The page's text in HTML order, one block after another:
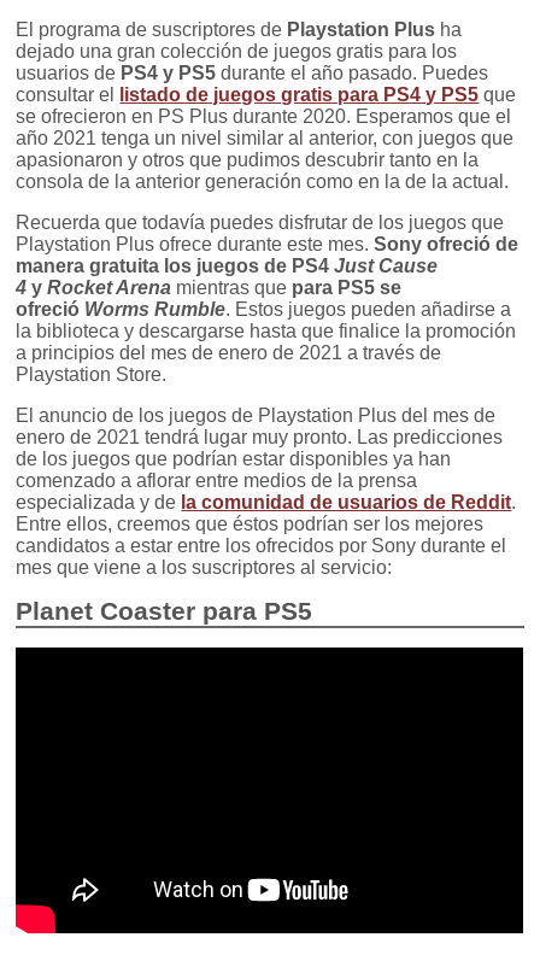
El programa de suscriptores de Playstation Plus ha
dejado una gran colección de juegos gratis para los
usuarios de PS4 y PS5 durante el año pasado. Puedes
consultar el
listado de juegos gratis para PS4 y PS5 que
se ofrecieron en PS Plus durante 2020. Esperamos que el
año 2021 tenga un nivel similar al anterior, con juegos que
apasionaron y otros que pudimos descubrir tanto en la
consola de la anterior generación como en la de la actual.
Recuerda que todavía puedes disfrutar de los juegos que
Playstation Plus ofrece durante este mes.Sony ofreció de
manera gratuita los juegos de PS4Just Cause
4 yRocket Arena mientras que para PS5 se
ofreció Worms Rumble. Estos juegos pueden añadirse a
la biblioteca y descargarse hasta que finalice la promoción
a principios del mes de enero de 2021 a través de
Playstation Store.
El anuncio de los juegos de Playstation Plus del mes de
enero de 2021 tendrá lugar muy pronto. Las predicciones
de los juegos que podrían estar disponibles ya han
comenzado a aflorar entre medios de la prensa
especializada y de la comunidad de usuarios de Reddit.
Entre ellos, creemos que éstos podrían ser los mejores
candidatos a estar entre los ofrecidos por Sony durante el
mes que viene a los suscriptores al servicio:
Planet Coaster para PS5